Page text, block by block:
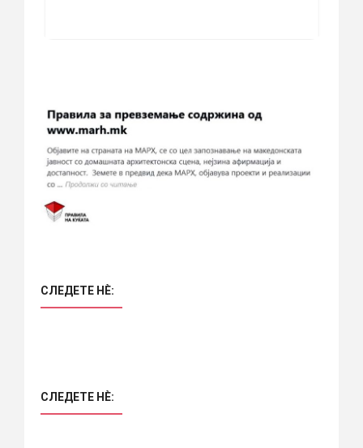
СЛЕДЕТЕ НÈ:
СЛЕДЕТЕ НÈ: